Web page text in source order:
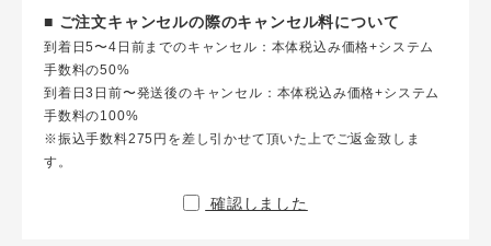
■ ご注文キャンセルの際のキャンセル料について
到着日5〜4日前までのキャンセル：本体税込み価格+システム
手数料の50%
到着日3日前〜発送後のキャンセル：本体税込み価格+システム
手数料の100%
※振込手数料275円を差し引かせて頂いた上でご返金致しま
す。
確認しました